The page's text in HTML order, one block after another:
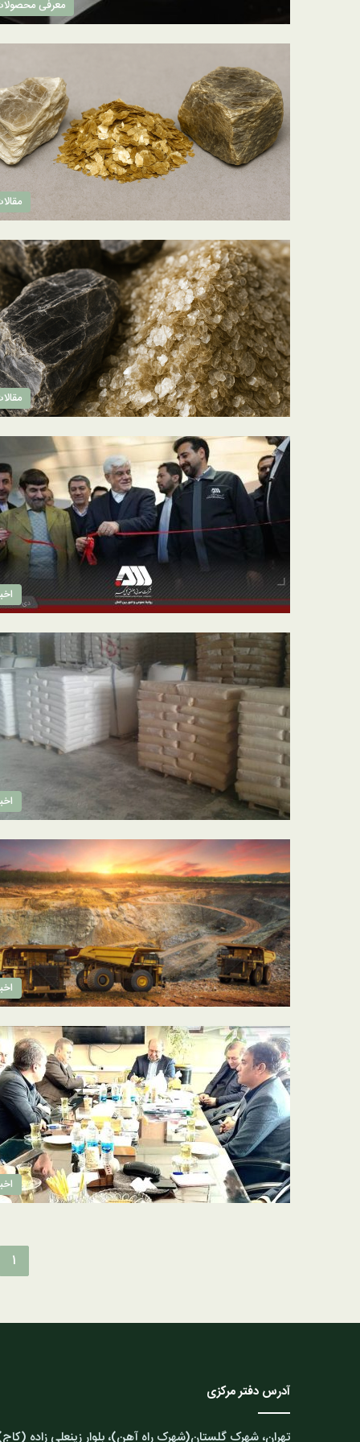
معرفی
1
آدرس دفتر مرکزی
تهران، شهرک گلستان(شهرک راه آهن)، بلوار زینعلی زاده